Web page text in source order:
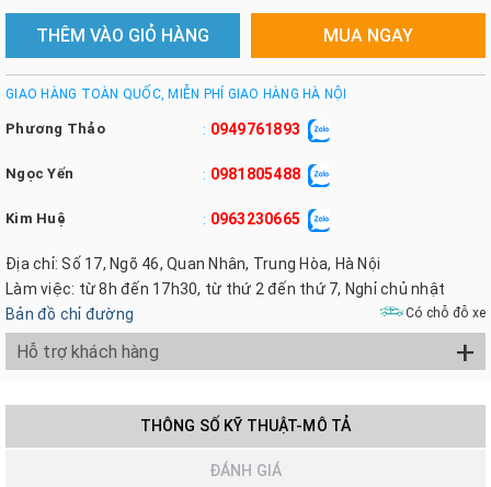
THÊM VÀO GIỎ HÀNG MUA NGAY
GIAO HÀNG TOÀN QUỐC, MIỄN PHÍ GIAO HÀNG HÀ NỘI
Phương Thảo : 0949761893
Ngọc Yến : 0981805488
Kim Huệ : 0963230665
Địa chỉ: Số 17, Ngõ 46, Quan Nhân, Trung Hòa, Hà Nội
Làm việc: từ 8h đến 17h30, từ thứ 2 đến thứ 7, Nghỉ chủ nhật
Bản đồ chỉ đường
Có chỗ đỗ xe
Hỗ trợ khách hàng +
THÔNG SỐ KỸ THUẬT-MÔ TẢ
ĐÁNH GIÁ